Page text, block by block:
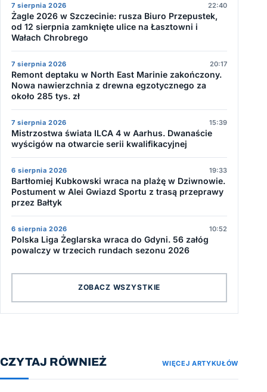
7 sierpnia 2026 22:40
Żagle 2026 w Szczecinie: rusza Biuro Przepustek,
od 12 sierpnia zamknięte ulice na Łasztowni i
Wałach Chrobrego
7 sierpnia 2026 20:17
Remont deptaku w North East Marinie zakończony.
Nowa nawierzchnia z drewna egzotycznego za
około 285 tys. zł
7 sierpnia 2026 15:39
Mistrzostwa świata ILCA 4 w Aarhus. Dwanaście
wyścigów na otwarcie serii kwalifikacyjnej
6 sierpnia 2026 19:33
Bartłomiej Kubkowski wraca na plażę w Dziwnowie.
Postument w Alei Gwiazd Sportu z trasą przeprawy
przez Bałtyk
6 sierpnia 2026 10:52
Polska Liga Żeglarska wraca do Gdyni. 56 załóg
powalczy w trzecich rundach sezonu 2026
ZOBACZ WSZYSTKIE
CZYTAJ RÓWNIEŻ WIĘCEJ ARTYKUŁÓW